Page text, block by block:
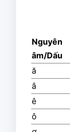
Nguyên
âm/Dấu
ă
â
ê
ô